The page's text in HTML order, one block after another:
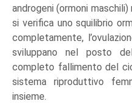
androgeni (ormoni
si verifica uno squilibrio
completamente,
sviluppano nel posto
completo fallimento del
sistema riproduttivo
insieme.